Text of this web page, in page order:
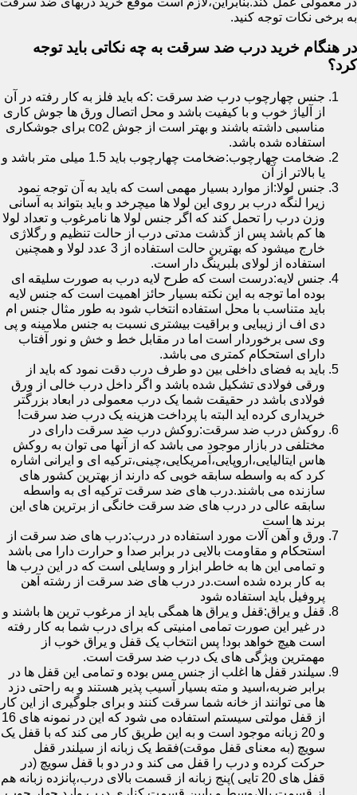
به برخی نکات توجه کنید.
در هنگام خرید درب ضد سرقت به چه نکاتی باید توجه
کرد؟
جنس چهارچوب درب ضد سرقت :که باید فلز به کار رفته در آن
از آلیاژ خوب و با کیفیت باشد و محل اتصال ورق ها جوش کاری
مناسبی داشته باشند و بهتر است از جوش co2 برای جوشکاری
استفاده شده باشد.
ضخامت چهارچوب:ضخامت چهارچوب باید 1.5 میلی متر باشد و
یا بالاتر از آن
جنس لولا:از موارد بسیار مهمی است که باید به آن توجه نمود
زیرا لنگه درب بر روی این لولا ها میچرخد و باید بتواند به آسانی
وزن درب را تحمل کند که اگر جنس لولا ها نامرغوب و تعداد لولا
ها کم باشد پس از گذشت مدتی درب از حالت تنظیم و رگلاژی
خارج میشود که بهترین حالت استفاده از 3 عدد لولا و همچنین
استفاده از لولای بلبرینگ دار است.
جنس لایه:درست است که طرح لایه درب به صورت سلیقه ای
بوده اما توجه به این نکته بسیار حائز اهمیت است که جنس لایه
باید متناسب با محل استفاده انتخاب شود به طور مثال جنس ام
دی اف از زیبایی و براقیت بیشتری نسبت به جنس ملامینه و پی
وی سی برخوردار است اما در مقابل خط و خش و نور آفتاب
دارای استحکام کمتری می باشد.
باید به فضای داخلی بین دو طرف درب دقت نمود که باید از
ورقی فولادی تشکیل شده باشد و اگر داخل درب خالی از ورق
فولادی باشد در حقیقت شما یک درب معمولی در ابعاد بزرگتر
خریداری کرده اید البته با پرداخت هزینه یک درب ضد سرقت!
روکش درب ضد سرقت:روکش درب ضد سرقت دارای در
مختلفی در بازار موجود می باشد که از آنها می توان به روکش
هاس ایتالیایی،اروپایی،آمریکایی،چینی،ترکیه ای و ایرانی اشاره
کرد که به واسطه سابقه خوبی که دارند از بهترین کشور های
سازنده می باشند.درب های ضد سرقت ترکیه ای به واسطه
سابقه عالی در درب های ضد سرقت خانگی از برترین های این
برند ها است
ورق و آهن آلات مورد استفاده در درب:درب های ضد سرقت از
استحکام و مقاومت بالایی در برابر صدا و حرارت دارا می باشد
و تمامی این ها به خاطر ابزار و وسایلی است که در این درب ها
به کار برده شده است.در درب های ضد سرقت از رشته آهن
پروفیل باید استفاده شود
قفل و یراق:قفل و یراق ها همگی باید از مرغوب ترین ها باشند و
در غیر این صورت تمامی امنیتی که برای درب شما به کار رفته
است هیچ خواهد بود! پس انتخاب یک قفل و یراق خوب از
مهمترین ویژگی های یک درب ضد سرقت است.
سیلندر قفل ها اغلب از جنس مس بوده و تمامی این قفل ها در
برابر ضربه،اسید و مته بسیار آسیب پذیر هستند و به راحتی دزد
ها می توانند از خانه شما سرقت کنند و برای جلوگیری از این کار
از قفل مولتی سیستم استفاده می شود که این در نمونه های 16
و 20 زبانه موجود است و به این طریق کار می کند که با قفل یک
سویچ (به معنای قفل موقت)فقط یک زبانه از سیلندر قفل
حرکت کرده و درب را قفل می کند و در دو با قفل سویچ (در
قفل های 20 تایی )پنج زبانه از قسمت بالای درب،پانزده زبانه هم